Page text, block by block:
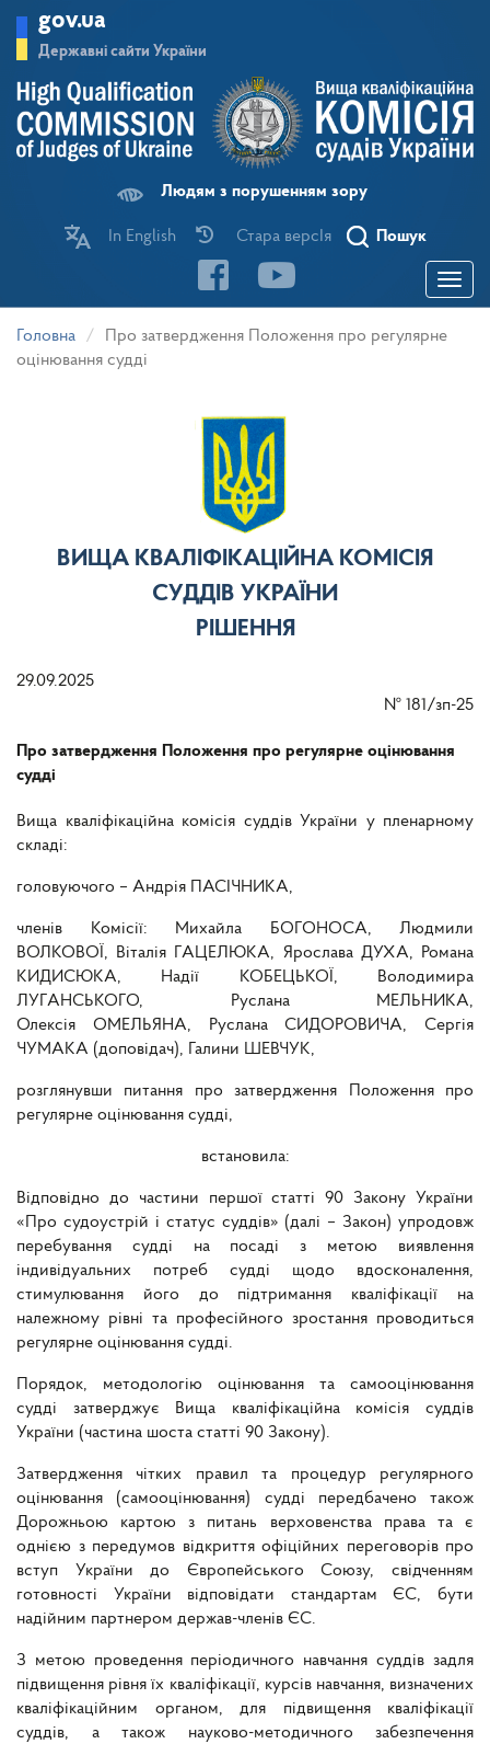
основного
матеріалу
gov.ua
Державні сайти України
Людям з порушенням зору
In English Стара версІя Пошук
Toggle
Головна
Про затвердження Положення про регулярне
оцінювання судді
ВИЩА КВАЛІФІКАЦІЙНА КОМІСІЯ
СУДДІВ УКРАЇНИ
РІШЕННЯ
29.09.2025
№ 181/зп-25
Про затвердження Положення про регулярне оцінювання
судді
Вища кваліфікаційна комісія суддів України у пленарному
складі:
головуючого – Андрія ПАСІЧНИКА,
членів Комісії: Михайла БОГОНОСА, Людмили
ВОЛКОВОЇ, Віталія ГАЦЕЛЮКА, Ярослава ДУХА, Романа
КИДИСЮКА, Надії КОБЕЦЬКОЇ, Володимира
ЛУГАНСЬКОГО, Руслана МЕЛЬНИКА,
Олексія ОМЕЛЬЯНА, Руслана СИДОРОВИЧА, Сергія
ЧУМАКА (доповідач), Галини ШЕВЧУК,
розглянувши питання про затвердження Положення про
регулярне оцінювання судді,
встановила:
Відповідно до частини першої статті 90 Закону України
«Про судоустрій і статус суддів» (далі – Закон) упродовж
перебування судді на посаді з метою виявлення
індивідуальних потреб судді щодо вдосконалення,
стимулювання його до підтримання кваліфікації на
належному рівні та професійного зростання проводиться
регулярне оцінювання судді.
Порядок, методологію оцінювання та самооцінювання
судді затверджує Вища кваліфікаційна комісія суддів
України (частина шоста статті 90 Закону).
Затвердження чітких правил та процедур регулярного
оцінювання (самооцінювання) судді передбачено також
Дорожньою картою з питань верховенства права та є
однією з передумов відкриття офіційних переговорів про
вступ України до Європейського Союзу, свідченням
готовності України відповідати стандартам ЄС, бути
надійним партнером держав-членів ЄС.
З метою проведення періодичного навчання суддів задля
підвищення рівня їх кваліфікації, курсів навчання, визначених
кваліфікаційним органом, для підвищення кваліфікації
суддів, а також науково-методичного забезпечення